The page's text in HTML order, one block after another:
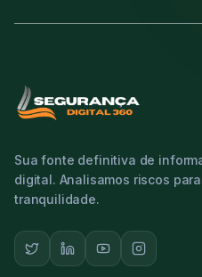
Sua fonte definitiva de
digital. Analisamos riscos
tranquilidade.